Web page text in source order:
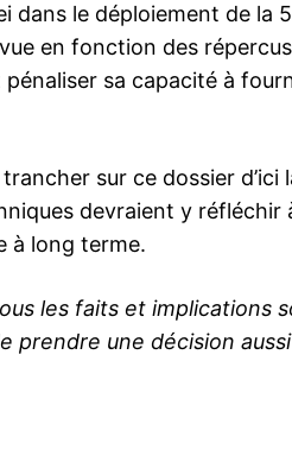
dans le déploiement de la
en fonction des
sa capacité à
sur ce dossier d’ici
devraient y réfléchir
à long terme.
les faits et implications
prendre une décision